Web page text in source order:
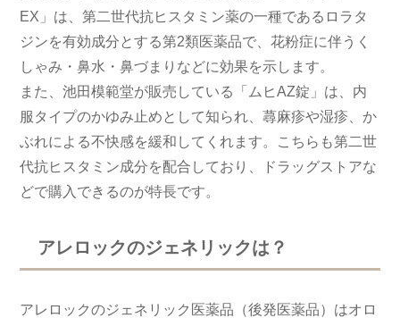
EX」は、第二世代抗ヒスタミン薬の一種であるロラタ
ジンを有効成分とする第2類医薬品で、花粉症に伴うく
しゃみ・鼻水・鼻づまりなどに効果を示します。
また、池田模範堂が販売している「ムヒAZ錠」は、内
服タイプのかゆみ止めとして知られ、蕁麻疹や湿疹、か
ぶれによる不快感を緩和してくれます。こちらも第二世
代抗ヒスタミン成分を配合しており、ドラッグストアな
どで購入できるのが特長です。
アレロックのジェネリックは？
アレロックのジェネリック医薬品（後発医薬品）はオロ